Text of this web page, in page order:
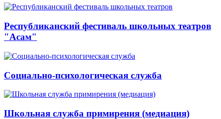
Республиканский фестиваль школьных театров
"Асам"
Социально-психологическая служба
Школьная служба примирения (медиация)